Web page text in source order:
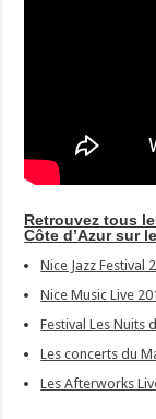
Retrouvez tous
Côte d’Azur sur
Nice Jazz Festival
Nice Music Live
Festival Les Nuits
Les concerts du
Les Afterworks